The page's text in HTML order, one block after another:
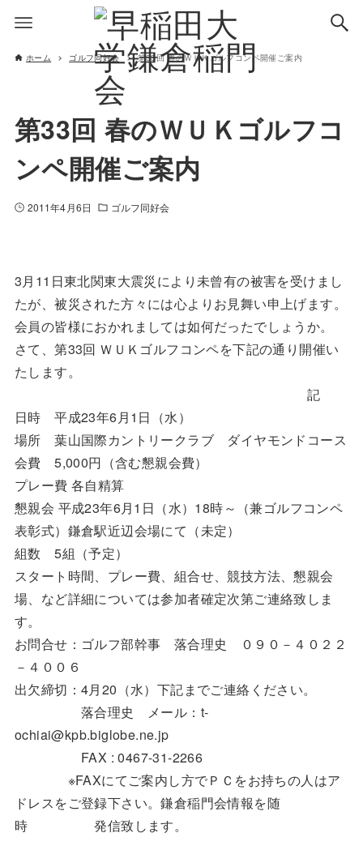
ホーム ゴルフ同好会 第33回 春のＷＵＫゴルフコンペ開催ご案内
第33回 春のＷＵＫゴルフコ
ンペ開催ご案内
2011年4月6日 ゴルフ同好会
3月11日東北関東大震災により未曾有の被害を受けまし
たが、被災された方々には心よりお見舞い申上げます。
会員の皆様におかれましては如何だったでしょうか。
さて、第33回 ＷＵＫゴルフコンペを下記の通り開催い
たします。
記
日時 平成23年6月1日（水）
場所 葉山国際カントリークラブ ダイヤモンドコース
会費 5,000円（含む懇親会費）
プレー費 各自精算
懇親会 平成23年6月1日（水）18時～（兼ゴルフコンペ
表彰式）鎌倉駅近辺会場にて（未定）
組数 5組（予定）
スタート時間、プレー費、組合せ、競技方法、懇親会
場、など詳細については参加者確定次第ご連絡致しま
す。
お問合せ：ゴルフ部幹事 落合理史 ０９０－４０２２
－４００６
出欠締切：4月20（水）下記までご連絡ください。
落合理史 メール：t-
ochiai@kpb.biglobe.ne.jp
FAX : 0467-31-2266
※FAXにてご案内し方でＰＣをお持ちの人はア
ドレスをご登録下さい。鎌倉稲門会情報を随
時 発信致します。